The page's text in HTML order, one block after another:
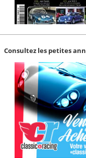
Consultez les petites